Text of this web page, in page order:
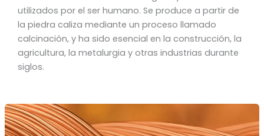
utilizados por el ser humano. Se produce a partir de
la piedra caliza mediante un proceso llamado
calcinación, y ha sido esencial en la construcción, la
agricultura, la metalurgia y otras industrias durante
siglos.